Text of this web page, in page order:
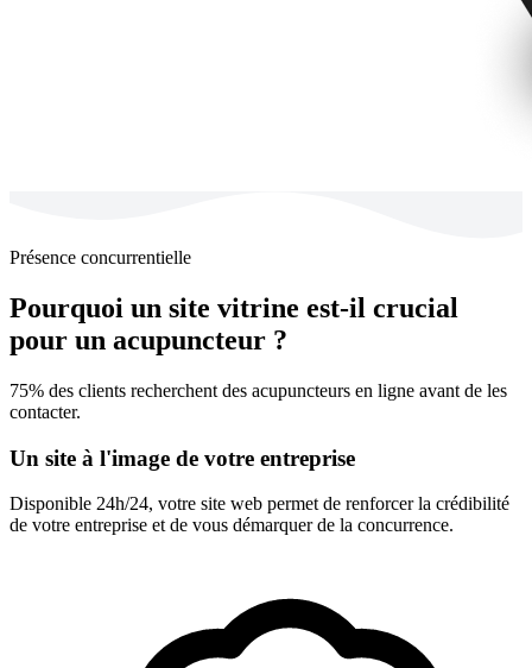
Présence concurrentielle
Pourquoi un site vitrine est-il crucial
pour un acupuncteur ?
75% des clients recherchent des acupuncteurs en ligne avant de les
contacter.
Un site à l'image de votre entreprise
Disponible 24h/24, votre site web permet de renforcer la crédibilité
de votre entreprise et de vous démarquer de la concurrence.